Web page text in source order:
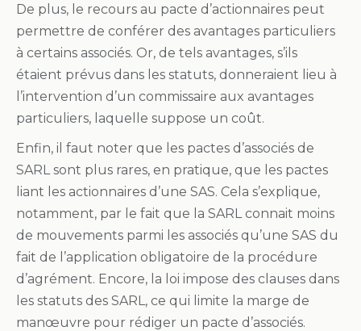
De plus, le recours au pacte d’actionnaires peut
permettre de conférer des avantages particuliers
à certains associés. Or, de tels avantages, s’ils
étaient prévus dans les statuts, donneraient lieu à
l’intervention d’un commissaire aux avantages
particuliers, laquelle suppose un coût.
Enfin, il faut noter que les pactes d’associés de
SARL sont plus rares, en pratique, que les pactes
liant les actionnaires d’une SAS. Cela s’explique,
notamment, par le fait que la SARL connait moins
de mouvements parmi les associés qu’une SAS du
fait de l’application obligatoire de la procédure
d’agrément. Encore, la loi impose des clauses dans
les statuts des SARL, ce qui limite la marge de
manœuvre pour rédiger un pacte d’associés.